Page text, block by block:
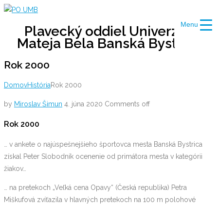
Skip
contentPlavecký oddiel Univerzity
Mateja Bela Banská Bystrica
Rok 2000
DomovHistóriaRok 2000
by Miroslav Šimun 4. júna 2020 Comments off
Rok 2000
… v ankete o najúspešnejšieho športovca mesta Banská Bystrica
získal Peter Slobodník ocenenie od primátora mesta v kategórii
žiakov…
… na pretekoch „Veľká cena Opavy“ (Česká republika) Petra
Miškufová zvíťazila v hlavných pretekoch na 100 m polohové
Menu